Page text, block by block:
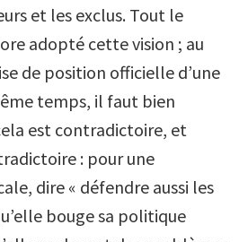
et les exclus. Tout le
adopté cette vision ; au
de position officielle d’une
temps, il faut bien
est contradictoire, et
: pour une
dire « défendre aussi les
bouge sa politique